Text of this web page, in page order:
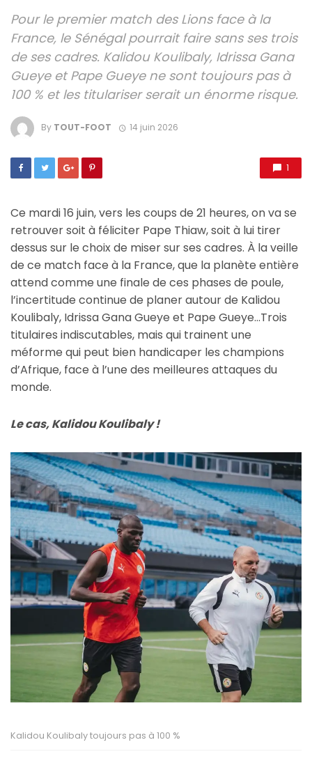
Pour le premier match des Lions face à la
France, le Sénégal pourrait faire sans ses trois
de ses cadres. Kalidou Koulibaly, Idrissa Gana
Gueye et Pape Gueye ne sont toujours pas à
100 % et les titulariser serait un énorme risque.
By TOUT-FOOT 14 juin 2026
1
Ce mardi 16 juin, vers les coups de 21 heures, on va se
retrouver soit à féliciter Pape Thiaw, soit à lui tirer
dessus sur le choix de miser sur ses cadres. À la veille
de ce match face à la France, que la planète entière
attend comme une finale de ces phases de poule,
l’incertitude continue de planer autour de Kalidou
Koulibaly, Idrissa Gana Gueye et Pape Gueye…Trois
titulaires indiscutables, mais qui trainent une
méforme qui peut bien handicaper les champions
d’Afrique, face à l’une des meilleures attaques du
monde.
Le cas, Kalidou Koulibaly !
Kalidou Koulibaly toujours pas à 100 %